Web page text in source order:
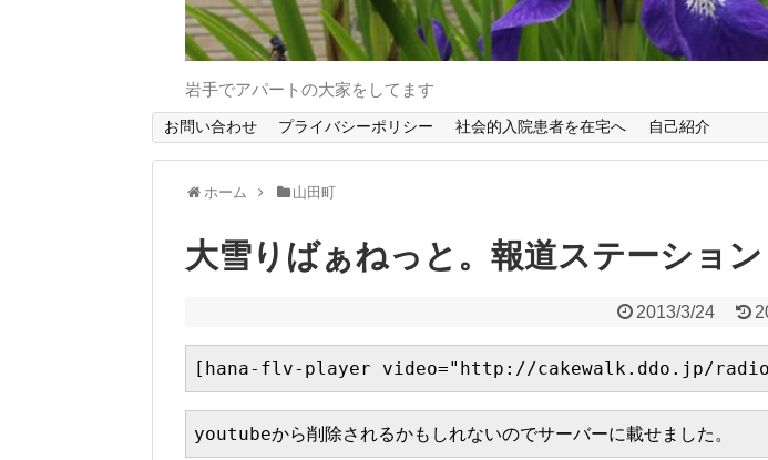
岩手でアパートの大家をしてます
お問い合わせ プライバシーポリシー 社会的入院患者を在宅へ 自己紹介
ホーム 山田町
大雪りばぁねっと。報道ステーション
2013/3/24
[hana-flv-player video="http://cakewalk.ddo.jp/
youtubeから削除されるかもしれないのでサーバーに載せました。